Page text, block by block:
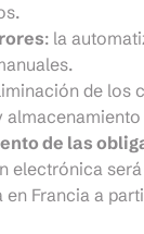
: la
de los
almacenamiento
de las
electrónica
en Francia a